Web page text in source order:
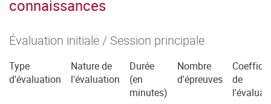
connaissances
Évaluation initiale / Session principale
Type
d'évaluation
Nature de
l'évaluation
Durée
(en
minutes)
Nombre
d'épreuves
de